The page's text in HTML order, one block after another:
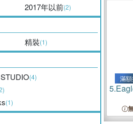
2017年以前(2)
精裝(1)
(4)
(1)
滿
5.